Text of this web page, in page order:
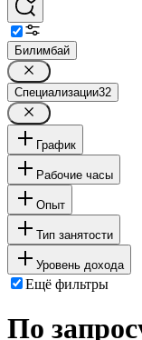
Билимбай
Специализации32
График
Рабочие часы
Опыт
Тип занятости
Уровень дохода
Ещё фильтры
По